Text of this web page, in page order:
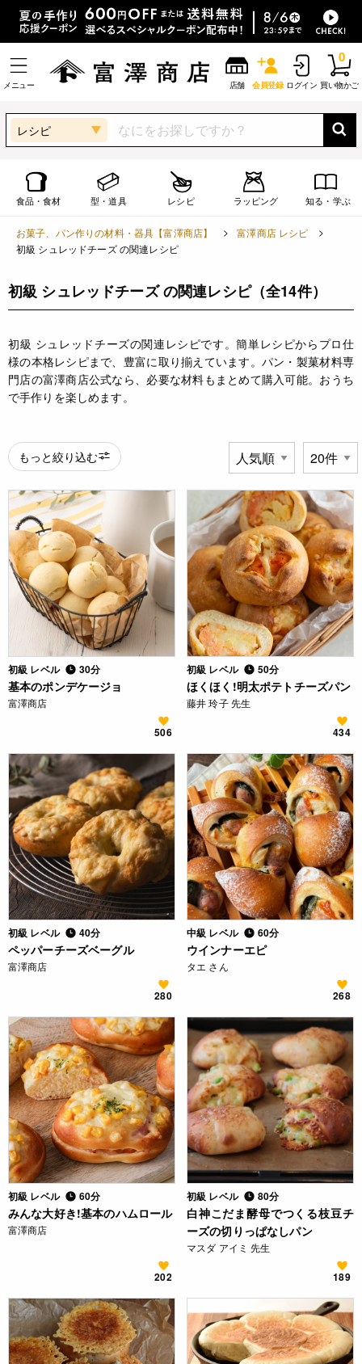
メニュー 店舗 会員登録 ログイン 買い物かご
0
レシピ
食品・食材 型・道具 レシピ ラッピング 知る・学ぶ
お菓子、パン作りの材料・器具【富澤商店】
富澤商店 レシピ
初級 シュレッドチーズ の関連レシピ
初級 シュレッドチーズ の関連レシピ（全14件）
初級 シュレッドチーズの関連レシピです。簡単レシピからプロ仕
様の本格レシピまで、豊富に取り揃えています。パン・製菓材料専
門店の富澤商店公式なら、必要な材料もまとめて購入可能。おうち
で手作りを楽しめます。
もっと絞り込む
初級 レベル 30分
基本のポンデケージョ
富澤商店
506
初級 レベル 50分
ほくほく!明太ポテトチーズパン
藤井 玲子 先生
434
初級 レベル 40分
ペッパーチーズベーグル
富澤商店
280
中級 レベル 60分
ウインナーエピ
タエ さん
268
初級 レベル 60分
みんな大好き!基本のハムロール
富澤商店
202
初級 レベル 80分
白神こだま酵母でつくる枝豆チ
ーズの切りっぱなしパン
マスダ アイミ 先生
189